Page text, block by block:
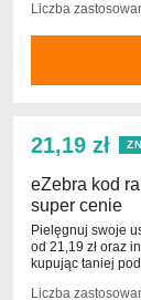
Liczba
21,19 zł
eZebra kod
super cenie
Pielęgnuj swoje
od 21,19 zł oraz
kupując taniej
Liczba